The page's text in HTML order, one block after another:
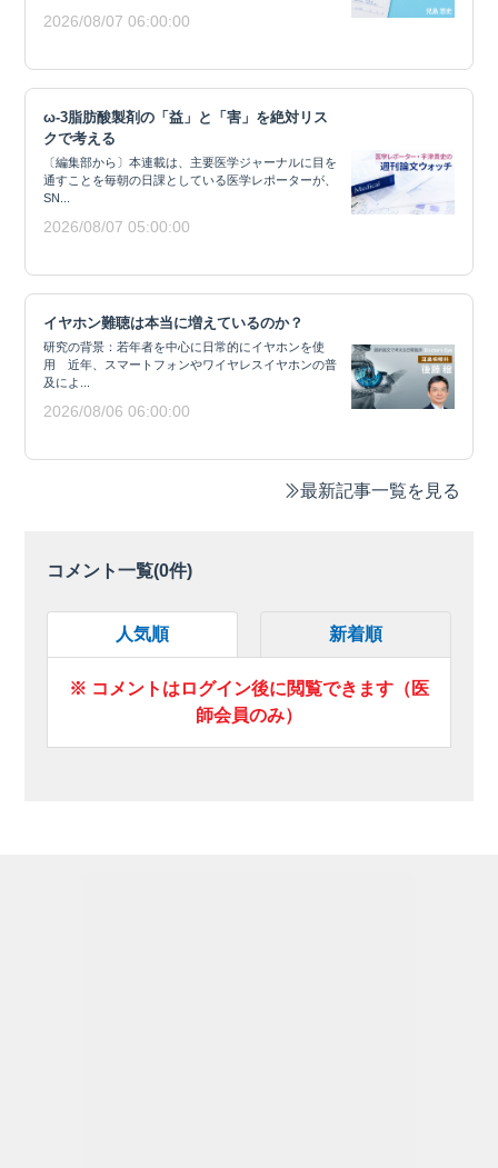
2026/08/07 06:00:00
ω-3脂肪酸製剤の「益」と「害」を絶対リス
クで考える
〔編集部から〕本連載は、主要医学ジャーナルに目を
通すことを毎朝の日課としている医学レポーターが、
SN...
2026/08/07 05:00:00
イヤホン難聴は本当に増えているのか？
研究の背景：若年者を中心に日常的にイヤホンを使
用 近年、スマートフォンやワイヤレスイヤホンの普
及によ...
2026/08/06 06:00:00
最新記事一覧を見る
コメント一覧(0件)
人気順 新着順
※ コメントはログイン後に閲覧できます（医
師会員のみ）